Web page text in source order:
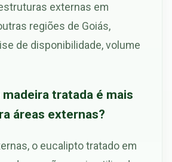
externas em
regiões de Goiás,
de disponibilidade, volume
tratada é mais
áreas externas?
o eucalipto tratado em